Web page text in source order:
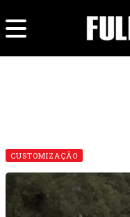
CUSTOMIZAÇÃO